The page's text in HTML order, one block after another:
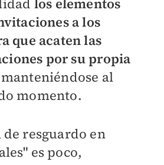
los elementos
a los
que acaten las
por su propia
al
momento.
resguardo en
es poco,